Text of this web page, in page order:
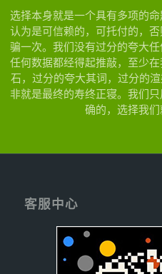
选择本身就是一个具有多项的
认为是可信赖的，可托付的，
骗一次。我们没有过分的夸大
任何数据都经得起推敲，至少
石，过分的夸大其词，过分的
非就是最终的寿终正寝。我们
确的，选择我们
客服中心